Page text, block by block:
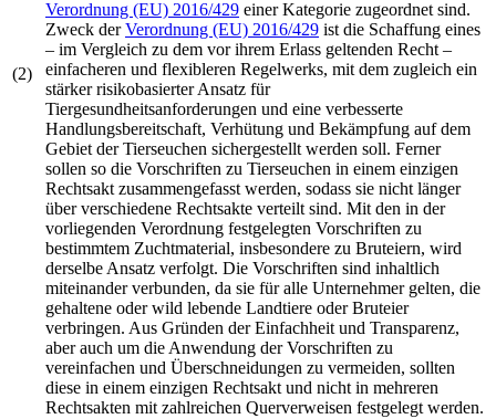
(2)
Verordnung (EU) 2016/429 einer Kategorie zugeordnet sind.
Zweck derVerordnung (EU) 2016/429 ist die Schaffung eines
– im Vergleich zu dem vor ihrem Erlass geltenden Recht –
einfacheren und flexibleren Regelwerks, mit dem zugleich ein
stärker risikobasierter Ansatz für
Tiergesundheitsanforderungen und eine verbesserte
Handlungsbereitschaft, Verhütung und Bekämpfung auf dem
Gebiet der Tierseuchen sichergestellt werden soll. Ferner
sollen so die Vorschriften zu Tierseuchen in einem einzigen
Rechtsakt zusammengefasst werden, sodass sie nicht länger
über verschiedene Rechtsakte verteilt sind. Mit den in der
vorliegenden Verordnung festgelegten Vorschriften zu
bestimmtem Zuchtmaterial, insbesondere zu Bruteiern, wird
derselbe Ansatz verfolgt. Die Vorschriften sind inhaltlich
miteinander verbunden, da sie für alle Unternehmer gelten, die
gehaltene oder wild lebende Landtiere oder Bruteier
verbringen. Aus Gründen der Einfachheit und Transparenz,
aber auch um die Anwendung der Vorschriften zu
vereinfachen und Überschneidungen zu vermeiden, sollten
diese in einem einzigen Rechtsakt und nicht in mehreren
Rechtsakten mit zahlreichen Querverweisen festgelegt werden.